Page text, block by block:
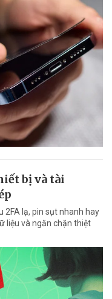
bị và tài
2FA lạ, pin sụt nhanh hay
liệu và ngăn chặn thiệt